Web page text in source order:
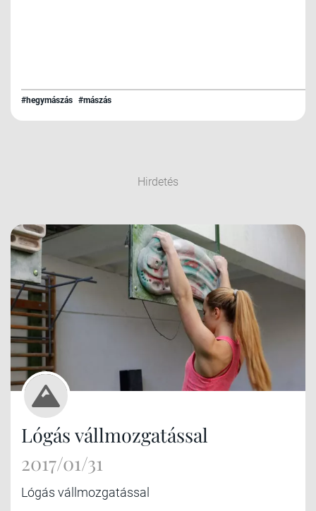
#hegymászás #mászás
Hirdetés
Lógás vállmozgatással
2017/01/31
Lógás vállmozgatással